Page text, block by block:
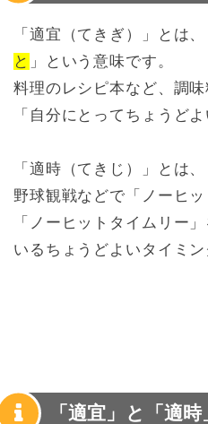
「適宜（てきぎ）」とは、
と 」という意味です。
料理のレシピ本など、調
「自分にとってちょうど
「適時（てきじ）」とは、
野球観戦などで「ノーヒ
「ノーヒットタイムリー
いるちょうどよいタイミ
「適宜」と「適